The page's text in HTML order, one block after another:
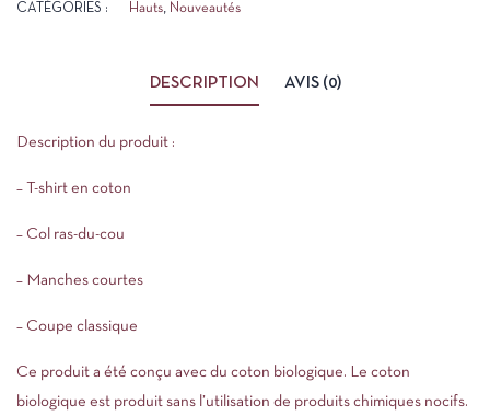
CATÉGORIES : Hauts, Nouveautés
DESCRIPTION AVIS (0)
Description du produit :
– T-shirt en coton
– Col ras-du-cou
– Manches courtes
– Coupe classique
Ce produit a été conçu avec du coton biologique. Le coton
biologique est produit sans l’utilisation de produits chimiques nocifs.